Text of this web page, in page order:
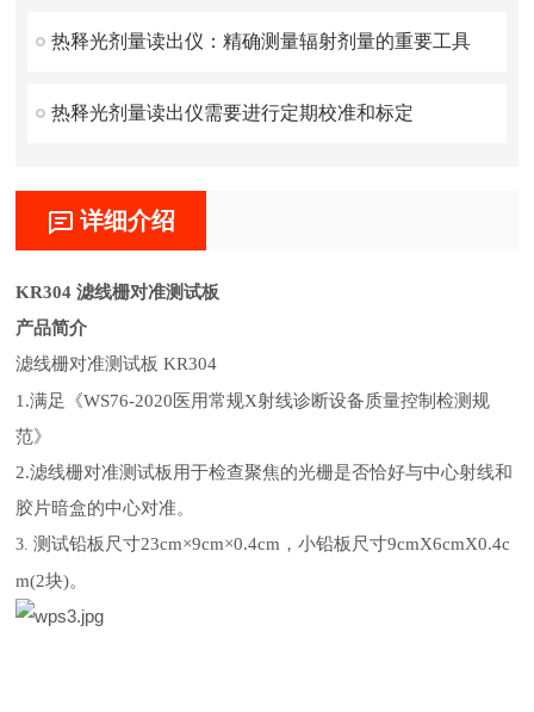
热释光剂量读出仪：精确测量辐射剂量的重要工具
热释光剂量读出仪需要进行定期校准和标定
详细介绍
KR304 滤线栅对准测试板
产品简介
滤线栅对准测试板 KR304
1.满足《WS76-2020医用常规X射线诊断设备质量控制检测规
范》
2.滤线栅对准测试板用于检查聚焦的光栅是否恰好与中心射线和
胶片暗盒的中心对准。
3.测试铅板尺寸23cm×9cm×0.4cm，小铅板尺寸9cmX6cmX0.4c
m(2块)。